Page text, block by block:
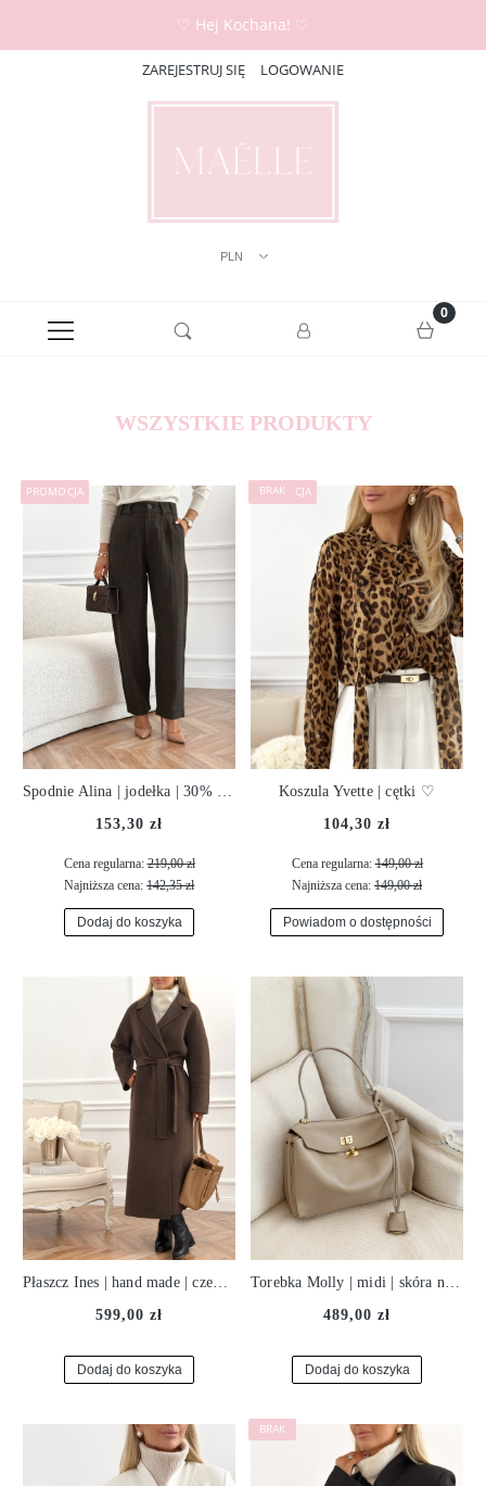
♡ Hej Kochana! ♡
ZAREJESTRUJ SIĘ LOGOWANIE
WSZYSTKIE PRODUKTY
153,30 zł
Cena regularna:219,00 zł
Najniższa cena: 142,35 zł
Dodaj do koszyka
PROMOCJA
Koszula Yvette | cętki ♡
104,30 zł
Cena regularna:149,00 zł
Najniższa cena: 149,00 zł
Powiadom o dostępności
PROMOCJA
Płaszcz Ines | hand made | czekolada ♡
599,00 zł
Dodaj do koszyka
Torebka Molly | midi | skóra naturalna | chłodny beż ♡
489,00 zł
Dodaj do koszyka